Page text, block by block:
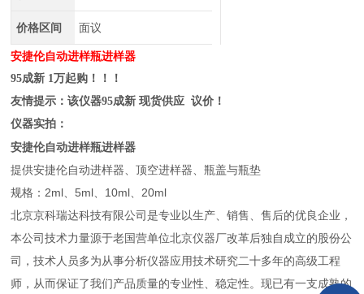
价格区间 面议
安捷伦自动进样瓶进样器
95成新 1万起购！！！
友情提示：该仪器95成新 现货供应 议价！
仪器实拍：
安捷伦自动进样瓶进样器
提供安捷伦自动进样器、顶空进样器、瓶盖与瓶垫
规格：2ml、5ml、10ml、20ml
北京京科瑞达科技有限公司是专业以生产、销售、售后的优良企业，
本公司技术力量源于老国营单位北京仪器厂改革后独自成立的股份公
司，技术人员多为从事分析仪器应用技术研究二十多年的高级工程
师，从而保证了我们产品质量的专业性、稳定性。现已有一支成熟的